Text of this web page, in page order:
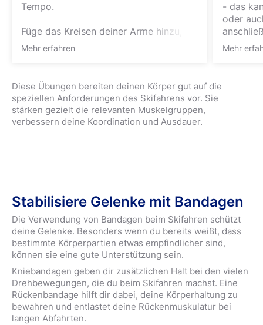
Tempo.
Füge das Kreisen deiner Arme hinzu,
um die Gelenke zu mobilisieren. Dies ist
besonders relevant, da beim Skifahren
Muskelgruppen stark beansprucht
werden. Ein gründliches Aufwärmen
reduziert nicht nur das
Verletzungsrisiko erheblich, sondern
Natürlich kannst du auch draußen in
der Natur laufen gehen.
Mehr erfahren
- das
oder
stehen -
auf den
fördern
brauchst.
Mehr
Diese Übungen bereiten deinen Körper gut auf die
speziellen Anforderungen des Skifahrens vor. Sie
stärken gezielt die relevanten Muskelgruppen,
verbessern deine Koordination und Ausdauer.
Stabilisiere Gelenke mit Bandagen
Die Verwendung von Bandagen beim Skifahren schützt
deine Gelenke. Besonders wenn du bereits weißt, dass
bestimmte Körperpartien etwas empfindlicher sind,
können sie eine gute Unterstützung sein.
Kniebandagen geben dir zusätzlichen Halt bei den vielen
Drehbewegungen, die du beim Skifahren machst. Eine
Rückenbandage hilft dir dabei, deine Körperhaltung zu
bewahren und entlastet deine Rückenmuskulatur bei
langen Abfahrten.